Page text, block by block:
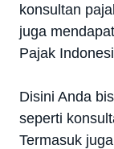
konsultan
juga
Pajak
Disini Anda
seperti
Termasuk